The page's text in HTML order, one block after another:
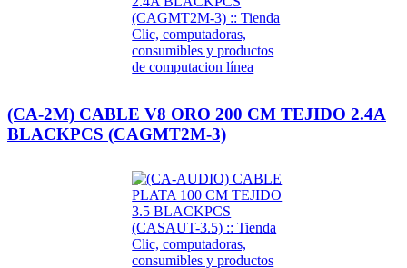
(CA-2M) CABLE V8 ORO 200 CM TEJIDO 2.4A
BLACKPCS (CAGMT2M-3)